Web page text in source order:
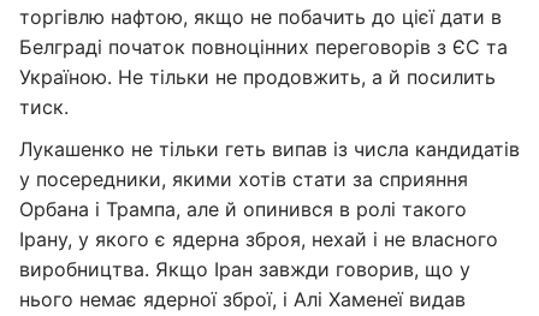
торгівлю нафтою, якщо не побачить до цієї дати в
Белграді початок повноцінних переговорів з ЄС та
Україною. Не тільки не продовжить, а й посилить
тиск.
Лукашенко не тільки геть випав із числа кандидатів
у посередники, якими хотів стати за сприяння
Орбана і Трампа, але й опинився в ролі такого
Ірану, у якого є ядерна зброя, нехай і не власного
виробництва. Якщо Іран завжди говорив, що у
нього немає ядерної зброї, і Алі Хаменеї видав